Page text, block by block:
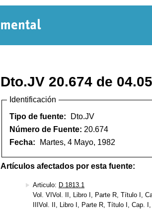
Dto.JV 20.674 de
Identificación
Tipo de fuente:
Dto.JV
Número de Fuente: 20.674
Fecha:
Martes, 4 Mayo, 1982
Artículos afectados por esta fuente:
Articulo: D.1813.1
Vol. VIVol. II, Libro I, Parte R, Título I,
IIIVol. II, Libro I, Parte R, Título I, Cap.